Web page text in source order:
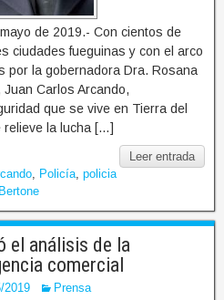
de 2019.- Con cientos de
ciudades fueguinas y con el arco
por la gobernadora Dra. Rosana
Carlos Arcando,
que se vive en Tierra del
relieve la lucha […]
Leer entrada
Policía policia
el análisis de la
comercial
2019 Prensa